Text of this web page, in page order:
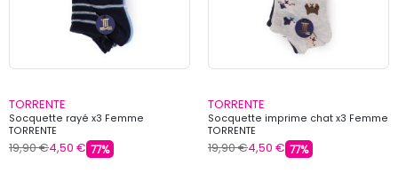
TORRENTE
Socquette rayé x3 Femme
TORRENTE
19,90 €4,50 € 77%
TORRENTE
Socquette imprime chat x3 Femme
TORRENTE
19,90 €4,50 € 77%